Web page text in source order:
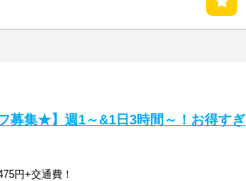
募集★】週1～&1日3時間～！お得すぎ
円+交通費！